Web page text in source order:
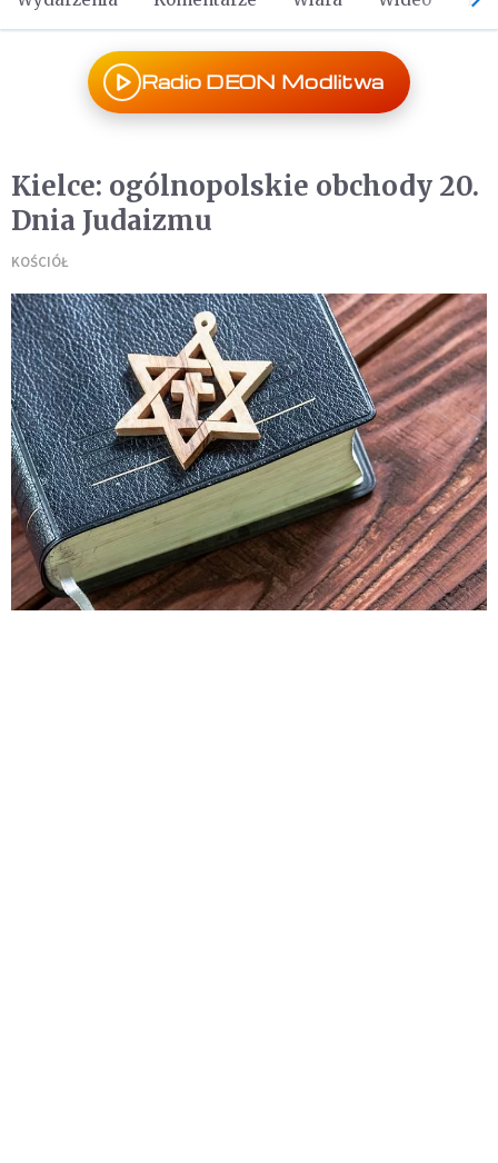
Radio DEON Modlitwa
Kielce: ogólnopolskie obchody 20.
Dnia Judaizmu
KOŚCIÓŁ